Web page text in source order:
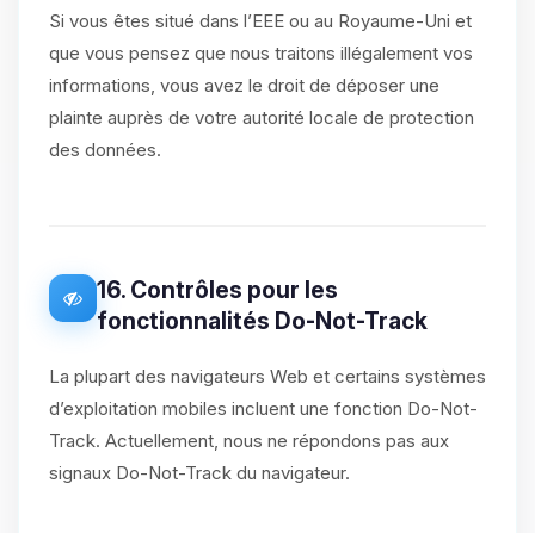
Si vous êtes situé dans l’EEE ou au Royaume-Uni et
que vous pensez que nous traitons illégalement vos
informations, vous avez le droit de déposer une
plainte auprès de votre autorité locale de protection
des données.
16. Contrôles pour les
fonctionnalités Do-Not-Track
La plupart des navigateurs Web et certains systèmes
d’exploitation mobiles incluent une fonction Do-Not-
Track. Actuellement, nous ne répondons pas aux
signaux Do-Not-Track du navigateur.